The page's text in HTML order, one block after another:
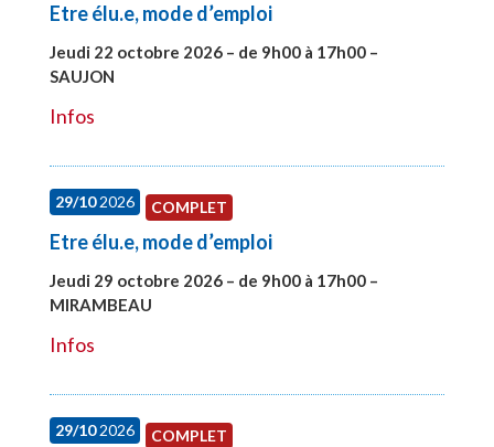
Etre élu.e, mode d’emploi
Jeudi 22 octobre 2026 – de 9h00 à 17h00 –
SAUJON
Infos
29/102026 COMPLET
Etre élu.e, mode d’emploi
Jeudi 29 octobre 2026 – de 9h00 à 17h00 –
MIRAMBEAU
Infos
29/102026 COMPLET